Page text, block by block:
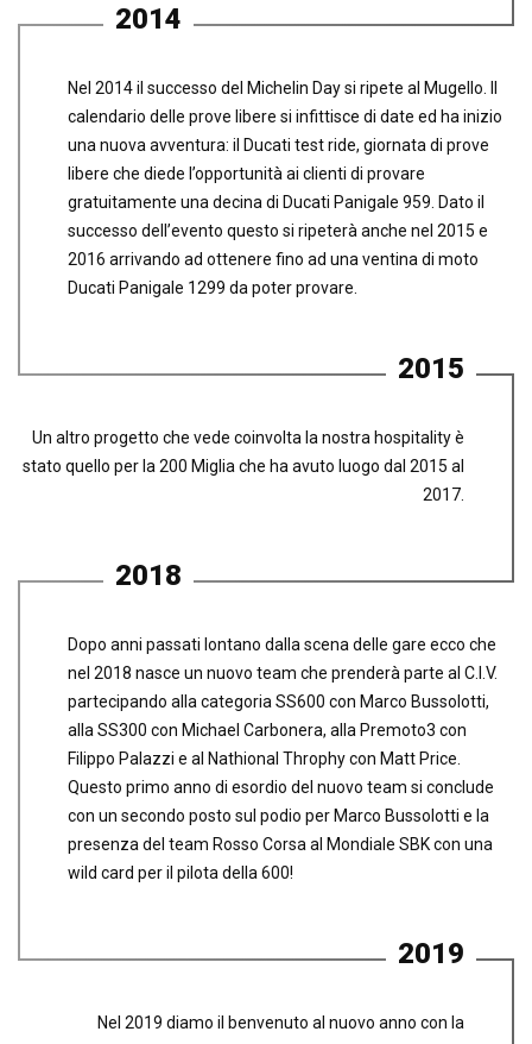
2014
Nel 2014 il successo del Michelin Day si ripete al Mugello. Il
calendario delle prove libere si infittisce di date ed ha inizio
una nuova avventura: il Ducati test ride, giornata di prove
libere che diede l’opportunità ai clienti di provare
gratuitamente una decina di Ducati Panigale 959. Dato il
successo dell’evento questo si ripeterà anche nel 2015 e
2016 arrivando ad ottenere fino ad una ventina di moto
Ducati Panigale 1299 da poter provare.
2015
Un altro progetto che vede coinvolta la nostra hospitality è
stato quello per la 200 Miglia che ha avuto luogo dal 2015 al
2017.
2018
Dopo anni passati lontano dalla scena delle gare ecco che
nel 2018 nasce un nuovo team che prenderà parte al C.I.V.
partecipando alla categoria SS600 con Marco Bussolotti,
alla SS300 con Michael Carbonera, alla Premoto3 con
Filippo Palazzi e al Nathional Throphy con Matt Price.
Questo primo anno di esordio del nuovo team si conclude
con un secondo posto sul podio per Marco Bussolotti e la
presenza del team Rosso Corsa al Mondiale SBK con una
wild card per il pilota della 600!
2019
Nel 2019 diamo il benvenuto al nuovo anno con la